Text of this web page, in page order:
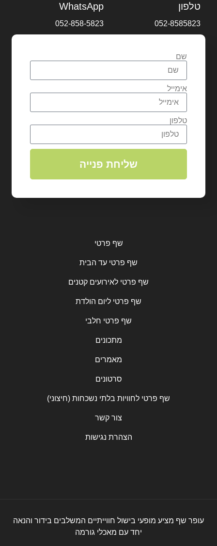
טלפון
052-8585823
WhatsApp
052-858-5823
שם
אימייל
טלפון
שליחת פנייה
שף פרטי
שף פרטי עד הבית
שף פרטי לאירועים קטנים
שף פרטי ליום הולדת
שף פרטי חלבי
מתכונים
מאמרים
סרטונים
שף פרטי לחוויות בלתי נשכחות (חיצוני)
צור קשר
הצהרת נגישות
עופר שף מציע מופעי בישול חווייתיים המשלבים בידור והנאה
יחד עם מאכלי גורמה